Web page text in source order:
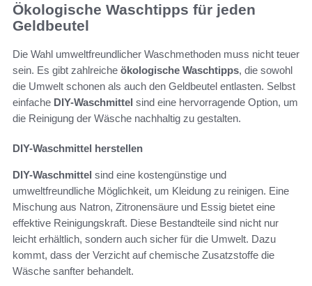
Ökologische Waschtipps für jeden
Geldbeutel
Die Wahl umweltfreundlicher Waschmethoden muss nicht teuer
sein. Es gibt zahlreiche ökologische Waschtipps, die sowohl
die Umwelt schonen als auch den Geldbeutel entlasten. Selbst
einfache DIY-Waschmittel sind eine hervorragende Option, um
die Reinigung der Wäsche nachhaltig zu gestalten.
DIY-Waschmittel herstellen
DIY-Waschmittel sind eine kostengünstige und
umweltfreundliche Möglichkeit, um Kleidung zu reinigen. Eine
Mischung aus Natron, Zitronensäure und Essig bietet eine
effektive Reinigungskraft. Diese Bestandteile sind nicht nur
leicht erhältlich, sondern auch sicher für die Umwelt. Dazu
kommt, dass der Verzicht auf chemische Zusatzstoffe die
Wäsche sanfter behandelt.